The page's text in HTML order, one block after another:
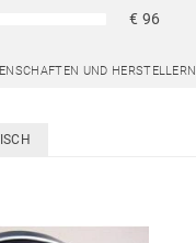
€ 96
UND HERSTELLERN